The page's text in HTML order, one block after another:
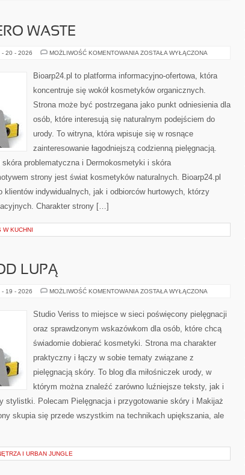
WASTE
- 20 - 2026 MOŻLIWOŚĆ KOMENTOWANIA KOSMETYKI
ZOSTAŁA WYŁĄCZONA
Bioarp24.pl to platforma informacyjno-ofertowa, która
koncentruje się wokół kosmetyków organicznych.
Strona może być postrzegana jako punkt odniesienia dla
osób, które interesują się naturalnym podejściem do
urody. To witryna, która wpisuje się w rosnące
zainteresowanie łagodniejszą codzienną pielęgnacją.
problematyczna i Dermokosmetyki i skóra
strony jest świat kosmetyków naturalnych. Bioarp24.pl
klientów indywidualnych, jak i odbiorców hurtowych, którzy
Charakter strony […]
W KUCHNI
LUPĄ
- 19 - 2026 MOŻLIWOŚĆ KOMENTOWANIA KOSMETYKI
ZOSTAŁA WYŁĄCZONA
Studio Veriss to miejsce w sieci poświęcony pielęgnacji
oraz sprawdzonym wskazówkom dla osób, które chcą
świadomie dobierać kosmetyki. Strona ma charakter
praktyczny i łączy w sobie tematy związane z
pielęgnacją skóry. To blog dla miłośniczek urody, w
którym można znaleźć zarówno luźniejsze teksty, jak i
stylistki. Polecam Pielęgnacja i przygotowanie skóry i Makijaż
skupia się przede wszystkim na technikach upiększania, ale
I URBAN JUNGLE